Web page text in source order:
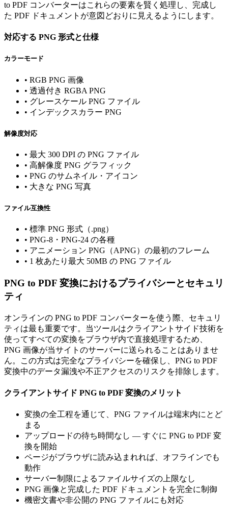
to PDF コンバーターはこれらの要素を賢く処理し、完成し
た PDF ドキュメントが意図どおりに見えるようにします。
対応する PNG 形式と仕様
カラーモード
• RGB PNG 画像
• 透過付き RGBA PNG
• グレースケール PNG ファイル
• インデックスカラー PNG
解像度対応
• 最大 300 DPI の PNG ファイル
• 高解像度 PNG グラフィック
• PNG のサムネイル・アイコン
• 大きな PNG 写真
ファイル互換性
• 標準 PNG 形式（.png）
• PNG-8・PNG-24 の各種
• アニメーション PNG（APNG）の最初のフレーム
• 1 枚あたり最大 50MB の PNG ファイル
PNG to PDF 変換におけるプライバシーとセキュリ
ティ
オンラインの PNG to PDF コンバーターを使う際、セキュリ
ティは最も重要です。当ツールはクライアントサイド技術を
使ってすべての変換をブラウザ内で直接処理するため、
PNG 画像が当サイトのサーバーに送られることはありませ
ん。この方式は完全なプライバシーを確保し、PNG to PDF
変換中のデータ漏洩や不正アクセスのリスクを排除します。
クライアントサイド PNG to PDF 変換のメリット
変換の全工程を通じて、PNG ファイルは端末内にとど
まる
アップロードの待ち時間なし — すぐに PNG to PDF 変
換を開始
ページがブラウザに読み込まれれば、オフラインでも
動作
サーバー制限によるファイルサイズの上限なし
PNG 画像と完成した PDF ドキュメントを完全に制御
機密文書や非公開の PNG ファイルにも対応